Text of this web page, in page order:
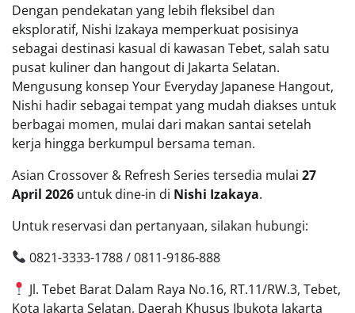
Dengan pendekatan yang lebih fleksibel dan
eksploratif, Nishi Izakaya memperkuat posisinya
sebagai destinasi kasual di kawasan Tebet, salah satu
pusat kuliner dan hangout di Jakarta Selatan.
Mengusung konsep Your Everyday Japanese Hangout,
Nishi hadir sebagai tempat yang mudah diakses untuk
berbagai momen, mulai dari makan santai setelah
kerja hingga berkumpul bersama teman.
Asian Crossover & Refresh Series tersedia mulai 27
April 2026 untuk dine-in di Nishi Izakaya.
Untuk reservasi dan pertanyaan, silakan hubungi:
0821-3333-1788 / 0811-9186-888
Jl. Tebet Barat Dalam Raya No.16, RT.11/RW.3, Tebet,
Kota Jakarta Selatan, Daerah Khusus Ibukota Jakarta